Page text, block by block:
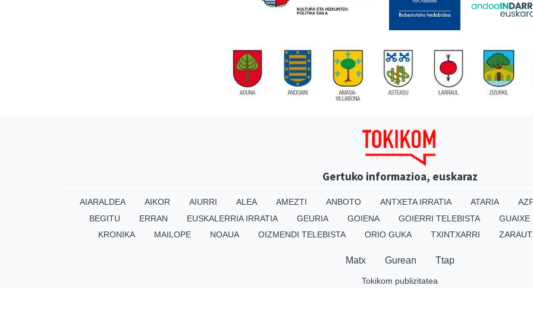
Gertuko informazioa, euskaraz
AIARALDEA AIKOR AIURRI ALEA AMEZTI ANBOTO ANTXETA IRRATIA ATARIA
BEGITU
ERRAN EUSKALERRIA IRRATIA GEURIA GOIENA GOIERRI TELEBISTA GUAIXE
KRONIKA
MAILOPE NOAUA OIZMENDI TELEBISTA ORIO GUKA TXINTXARRI
Matx Gurean Ttap
Tokikom publizitatea